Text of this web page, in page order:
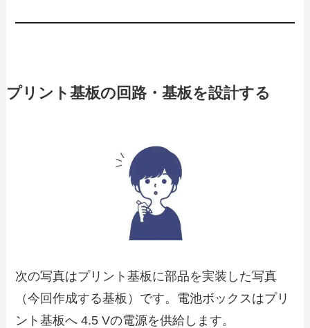
プリント基板の回路・基板を設計する
次の写真はプリント基板に部品を実装した写真
（今回作成する基板）です。電池ボックスはプリ
ント基板へ 4.5 Vの電源を供給します。